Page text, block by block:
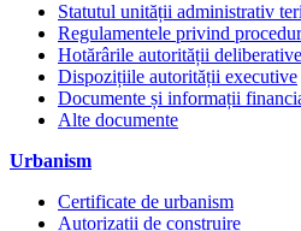
Statutul unității administrativ
Regulamentele privind
Hotărârile autorității deliberative
Dispozițiile autorității executive
Documente și informații
Alte documente
Urbanism
Certificate de urbanism
Autorizatii de construire